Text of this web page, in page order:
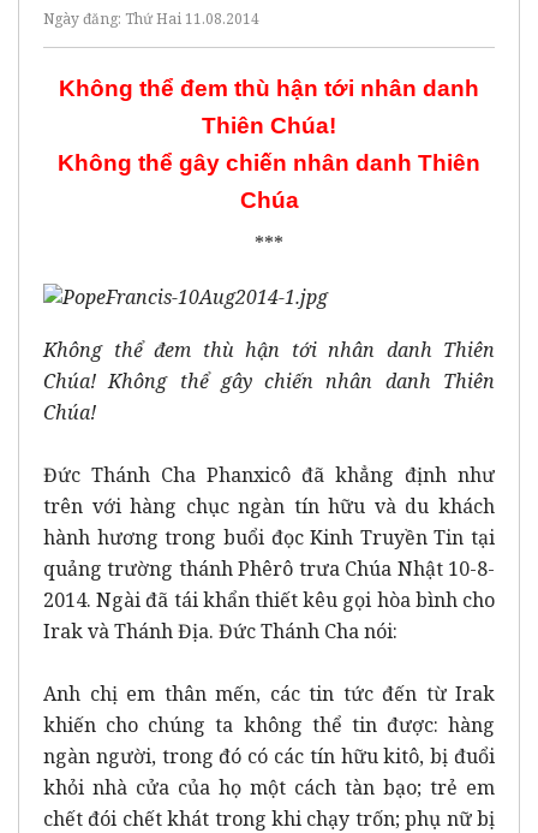
Ngày đăng: Thứ Hai 11.08.2014
Không thể đem thù hận tới nhân danh
Thiên Chúa!
Không thể gây chiến nhân danh Thiên
Chúa
***
Không thể đem thù hận tới nhân danh Thiên
Chúa! Không thể gây chiến nhân danh Thiên
Chúa!
Đức Thánh Cha Phanxicô đã khẳng định như
trên với hàng chục ngàn tín hữu và du khách
hành hương trong buổi đọc Kinh Truyền Tin tại
quảng trường thánh Phêrô trưa Chúa Nhật 10-8-
2014. Ngài đã tái khẩn thiết kêu gọi hòa bình cho
Irak và Thánh Địa. Đức Thánh Cha nói:
Anh chị em thân mến, các tin tức đến từ Irak
khiến cho chúng ta không thể tin được: hàng
ngàn người, trong đó có các tín hữu kitô, bị đuổi
khỏi nhà cửa của họ một cách tàn bạo; trẻ em
chết đói chết khát trong khi chạy trốn; phụ nữ bị